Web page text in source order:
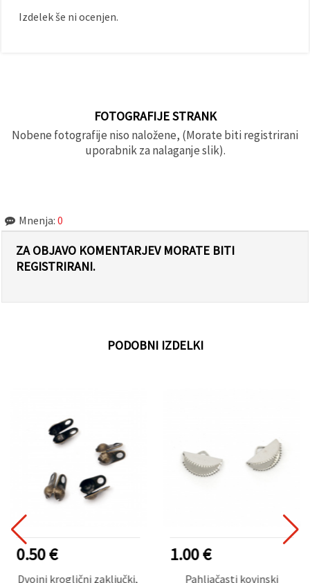
Izdelek še ni ocenjen.
FOTOGRAFIJE STRANK
Nobene fotografije niso naložene, (Morate biti registrirani
uporabnik za nalaganje slik).
Mnenja: 0
ZA OBJAVO KOMENTARJEV MORATE BITI
REGISTRIRANI.
PODOBNI IZDELKI
0.50 €
Dvojni kroglični zaključki,
1.00 €
Pahljačasti kovinski